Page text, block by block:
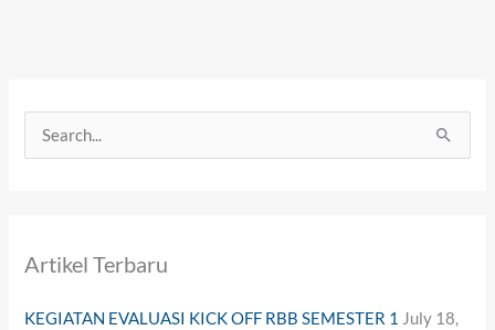
c
Artikel Terbaru
KEGIATAN EVALUASI KICK OFF RBB SEMESTER 1 July 18,